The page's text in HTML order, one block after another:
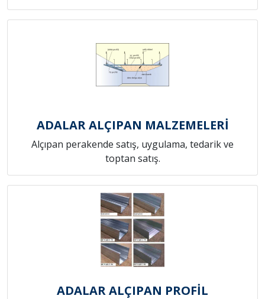
ADALAR ALÇIPAN MALZEMELERİ
Alçıpan perakende satış, uygulama, tedarik ve
toptan satış.
ADALAR ALÇIPAN PROFİL